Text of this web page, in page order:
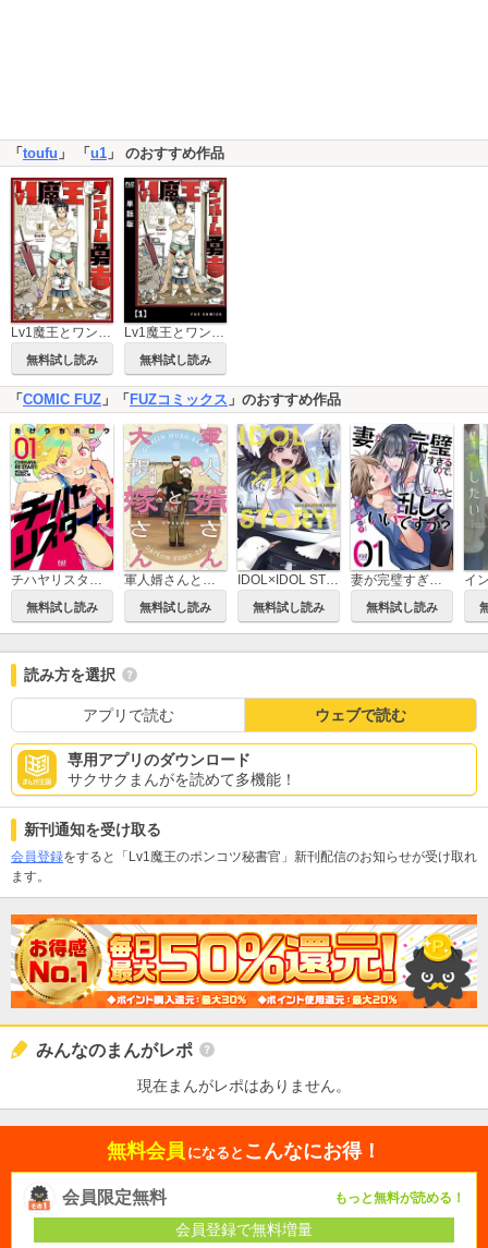
「toufu 」 「u1 」 のおすすめ作品
Lv1魔王とワンルーム勇者
無料試し読み
Lv1魔王とワンルーム勇者【単話版】
無料試し読み
「 COMIC FUZ 」「 FUZコミックス 」のおすすめ作品
チハヤリスタート！
無料試し読み
軍人婿さんと大根嫁さん
無料試し読み
IDOL×IDOL STORY！
無料試し読み
妻が完璧すぎるので、ちょっと乱していいですか？
無料試し読み
読み方を選択
アプリで読む ウェブで読む
専用アプリのダウンロード
サクサクまんがを読めて多機能！
新刊通知を受け取る
会員登録をすると「Lv1魔王のポンコツ秘書官」新刊配信のお知らせが受け取れ
ます。
みんなのまんがレポ
現在まんがレポはありません。
無料会員 になると こんなにお得！
会員限定無料 もっと無料が読める！
会員登録で無料増量